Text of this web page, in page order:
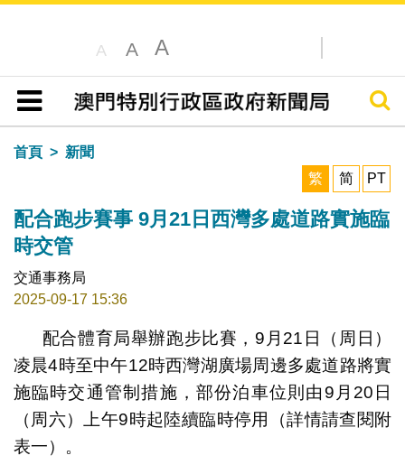
A A A
目錄
搜尋
首頁
新聞
繁
简 PT
配合跑步賽事 9月21日西灣多處道路實施臨
時交管
交通事務局
2025-09-17 15:36
配合體育局舉辦跑步比賽，9月21日（周日）
凌晨4時至中午12時西灣湖廣場周邊多處道路將實
施臨時交通管制措施，部份泊車位則由9月20日
（周六）上午9時起陸續臨時停用（詳情請查閱附
表一）。